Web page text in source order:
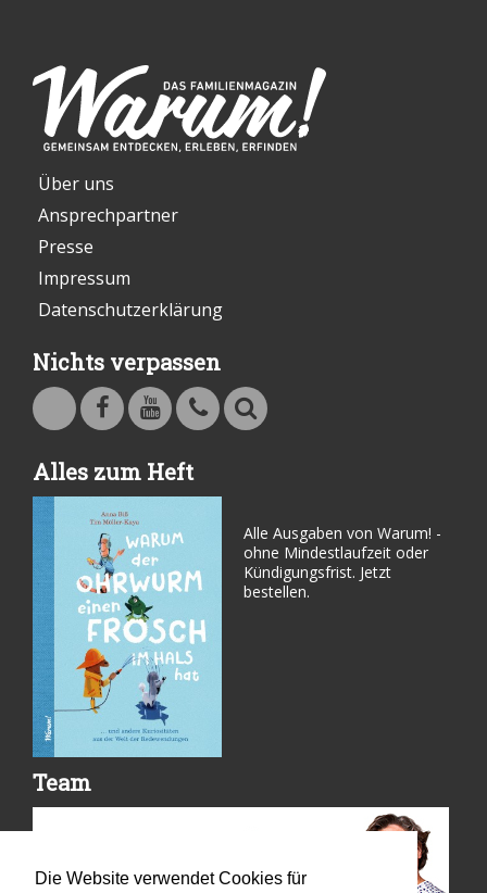
Die Website verwendet Cookies für
Über uns
Ansprechpartner
Presse
Impressum
Datenschutzerklärung
Nichts verpassen
Alles zum Heft
Alle Ausgaben von Warum! -
ohne Mindestlaufzeit oder
Kündigungsfrist. Jetzt
bestellen.
Team